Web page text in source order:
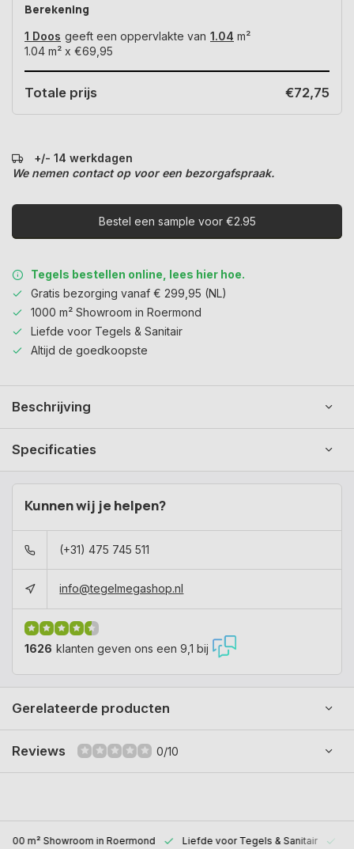
Berekening
1 Doos geeft een oppervlakte van 1.04 m²
1.04 m² x €69,95
Totale prijs €72,75
+/- 14 werkdagen
We nemen contact op voor een bezorgafspraak.
Bestel een sample voor €2.95
Tegels bestellen online, lees hier hoe.
Gratis bezorging vanaf € 299,95 (NL)
1000 m² Showroom in Roermond
Liefde voor Tegels & Sanitair
Altijd de goedkoopste
Beschrijving
Specificaties
Kunnen wij je helpen?
(+31) 475 745 511
info@tegelmegashop.nl
1626 klanten geven ons een 9,1 bij
Gerelateerde producten
Reviews 0/10
1000 m² Showroom in Roermond Liefde voorTegels & Sanitair